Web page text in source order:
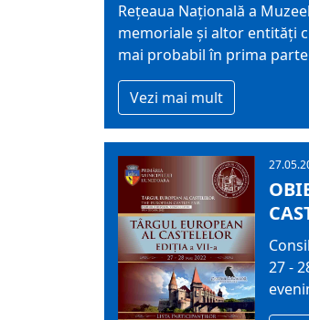
Rețeaua Națională a
memoriale și altor entități
mai probabil în prima
Vezi mai mult
27 -